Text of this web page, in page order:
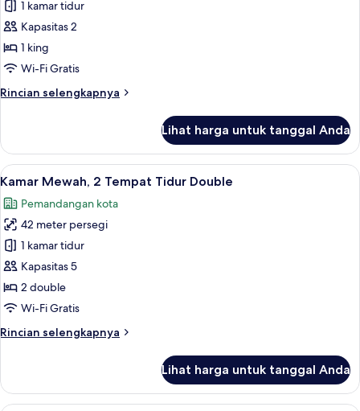
Accessible)
Kamar
Superior,
1
Tempat
Tidur
King
and
Hearing
Accessible)
1 kamar tidur
Kapasitas 2
1 king
Wi-Fi Gratis
Rincian selengkapnya
Rincian
Kamar
Superior,
1
Tidur
King
(Mobility
and
Hearing
Accessible)
Lihat harga untuk tanggal Anda
Lihat
semua
foto
untuk
Kamar
Mewah,
2
Tempat
Double
Kamar Mewah, 2 Tempat Tidur
13
Kamar Mewah, 2 Tempat Tidur Double
Pemandangan kota
42 meter persegi
1 kamar tidur
Kapasitas 5
2 double
Wi-Fi Gratis
Rincian selengkapnya
Rincian
Kamar
Mewah,
Lihat harga untuk tanggal Anda